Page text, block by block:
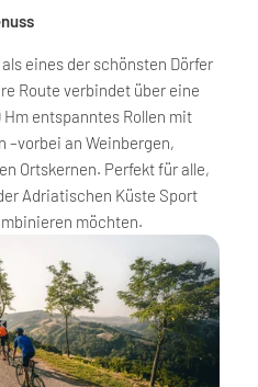
eines der schönsten Dörfer
Route verbindet über eine
Hm entspanntes Rollen mit
–vorbei an Weinbergen,
Ortskernen. Perfekt für alle,
Adriatischen Küste Sport
möchten.